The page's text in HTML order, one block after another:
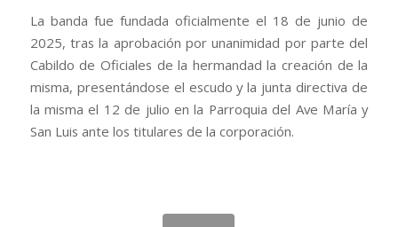
La banda fue fundada oficialmente el 18 de junio de
2025, tras la aprobación por unanimidad por parte del
Cabildo de Oficiales de la hermandad la creación de la
misma, presentándose el escudo y la junta directiva de
la misma el 12 de julio en la Parroquia del Ave María y
San Luis ante los titulares de la corporación.